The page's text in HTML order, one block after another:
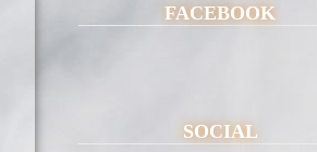
FACEBOOK
SOCIAL